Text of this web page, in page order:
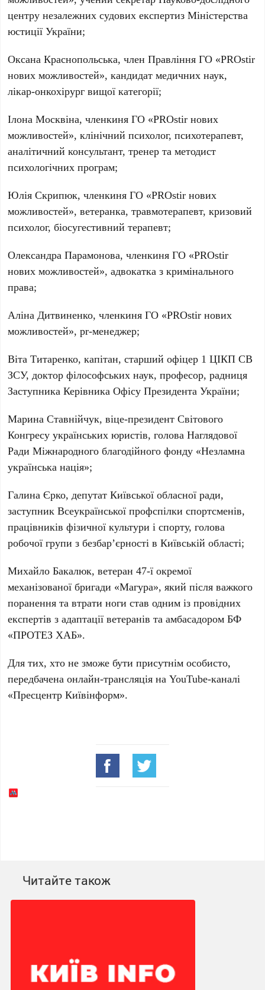
центру незалежних судових експертиз Міністерства
юстиції України;
Оксана Краснопольська, член Правління ГО «PROstir
нових можливостей», кандидат медичних наук,
лікар-онкохірург вищої категорії;
Ілона Москвіна, членкиня ГО «PROstir нових
можливостей», клінічний психолог, психотерапевт,
аналітичний консультант, тренер та методист
психологічних програм;
Юлія Скрипюк, членкиня ГО «PROstir нових
можливостей», ветеранка, травмотерапевт, кризовий
психолог, біосугестивний терапевт;
Олександра Парамонова, членкиня ГО «PROstir
нових можливостей», адвокатка з кримінального
права;
Аліна Дитвиненко, членкиня ГО «PROstir нових
можливостей», pr-менеджер;
Віта Титаренко, капітан, старший офіцер 1 ЦІКП СВ
ЗСУ, доктор філософських наук, професор, радниця
Заступника Керівника Офісу Президента України;
Марина Ставнійчук, віце-президент Світового
Конгресу українських юристів, голова Наглядової
Ради Міжнародного благодійного фонду «Незламна
українська нація»;
Галина Єрко, депутат Київської обласної ради,
заступник Всеукраїнської профспілки спортсменів,
працівників фізичної культури і спорту, голова
робочої групи з безбар’єрності в Київській області;
Михайло Бакалюк, ветеран 47-ї окремої
механізованої бригади «Магура», який після важкого
поранення та втрати ноги став одним із провідних
експертів з адаптації ветеранів та амбасадором БФ
«ПРОТЕЗ ХАБ».
Для тих, хто не зможе бути присутнім особисто,
передбачена онлайн-трансляція наYouTube-каналі
«Пресцентр Київінформ».
Читайте також